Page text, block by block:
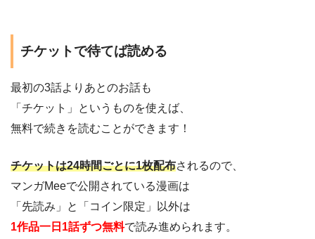
チケットで待てば読める
最初の3話よりあとのお話も
「チケット」というものを使えば、
無料で続きを読むことができます！
チケットは24時間ごとに1枚配布されるので、
マンガMeeで公開されている漫画は
「先読み」と「コイン限定」以外は
1作品一日1話ずつ無料で読み進められます。